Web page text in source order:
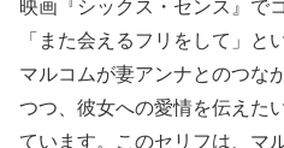
映画『シックス・センス』で
「また会えるフリをして」と
マルコムが妻アンナとのつな
つつ、彼女への愛情を伝えた
ています。このセリフは、マ